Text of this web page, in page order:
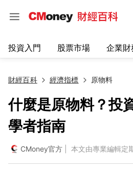
投資入門 股票市場 企業財
財經百科 經濟指標 原物料
什麼是原物料？投
學者指南
CMoney官方 | 本文由專業編輯定